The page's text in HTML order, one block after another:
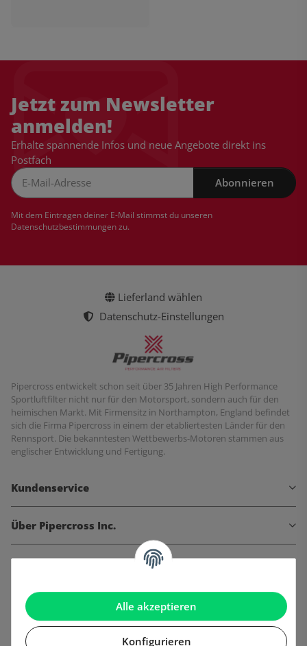
Alle akzeptieren
Konfigurieren
Jetzt zum Newsletter
anmelden!
Erhalte spannende Infos und neue Angebote direkt ins
Postfach
Abonnieren
Mit dem Eintragen deiner E-Mail stimmst du unseren
Datenschutzbestimmungenzu.
Lieferland wählen
Datenschutz-Einstellungen
Pipercross entwickelt schon seit über 35 Jahren High Performance
Sportluftfilter nicht nur für den Motorsport, sondern auch für den
heimischen Markt. Mit Firmensitz in Northampton, England befindet
sich die Firma Pipercross in einem der etabliertesten Länder für den
Rennsport. Die bekanntesten Wettbewerbs-Motoren stammen aus
englischer Entwicklung und Fertigung.
Kundenservice
Über Pipercross Inc.
Informationen
Gesetzliche Informationen